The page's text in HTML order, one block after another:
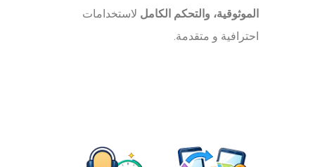
الموثوقية، والتحكم الكامل لاستخدامات
احترافية و متقدمة.